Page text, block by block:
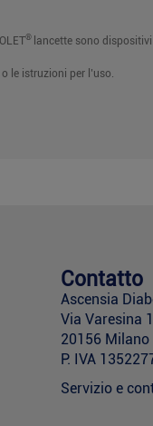
® lancette sono
le istruzioni per l’uso.
Contatto
Ascensia
Via Varesina
20156
P. IVA
Servizio e